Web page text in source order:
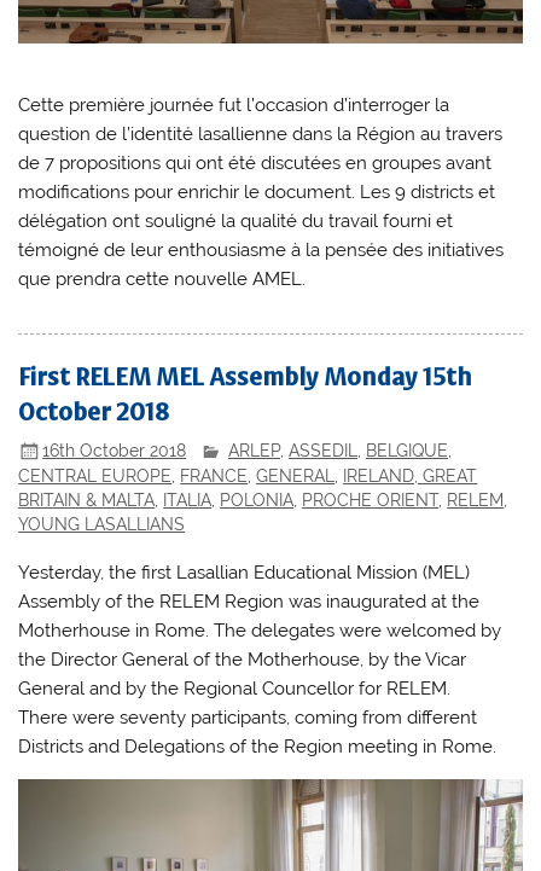
Cette première journée fut l’occasion d’interroger la
question de l’identité lasallienne dans la Région au travers
de 7 propositions qui ont été discutées en groupes avant
modifications pour enrichir le document. Les 9 districts et
délégation ont souligné la qualité du travail fourni et
témoigné de leur enthousiasme à la pensée des initiatives
que prendra cette nouvelle AMEL.
First RELEM MEL Assembly Monday 15th
October 2018
16th October 2018 ARLEP,ASSEDIL BELGIQUE
CENTRAL EUROPE
FRANCE ,GENERAL
IRELAND, GREAT
BRITAIN & MALTA
ITALIA POLONIA PROCHE ORIENT, RELEM
YOUNG LASALLIANS
Yesterday, the first Lasallian Educational Mission (MEL)
Assembly of the RELEM Region was inaugurated at the
Motherhouse in Rome. The delegates were welcomed by
the Director General of the Motherhouse, by the Vicar
General and by the Regional Councellor for RELEM.
There were seventy participants, coming from different
Districts and Delegations of the Region meeting in Rome.